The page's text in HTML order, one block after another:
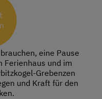
eine Pause
Ferienhaus und im
Grebenzen
und Kraft für den